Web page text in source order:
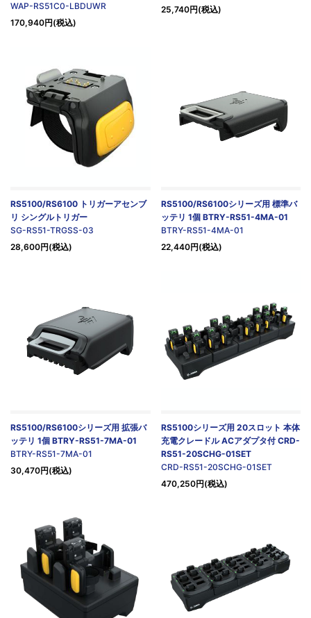
WAP-RS51C0-LBDUWR
170,940円(税込)
25,740円(税込)
RS5100/RS6100 トリガーアセンブ
リ シングルトリガー
SG-RS51-TRGSS-03
28,600円(税込)
RS5100/RS6100シリーズ用 標準バ
ッテリ 1個 BTRY-RS51-4MA-01
BTRY-RS51-4MA-01
22,440円(税込)
RS5100/RS6100シリーズ用 拡張バ
ッテリ 1個 BTRY-RS51-7MA-01
BTRY-RS51-7MA-01
30,470円(税込)
RS5100シリーズ用 20スロット 本体
充電クレードル ACアダプタ付 CRD-
RS51-20SCHG-01SET
CRD-RS51-20SCHG-01SET
470,250円(税込)